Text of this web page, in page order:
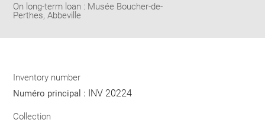
On long-term loan : Musée Boucher-de-
Perthes, Abbeville
Inventory number
Numéro principal : INV 20224
Collection